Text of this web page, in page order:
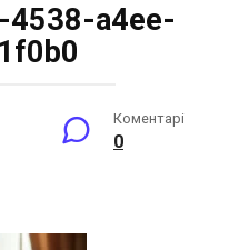
a4ee-
Коментарі
0